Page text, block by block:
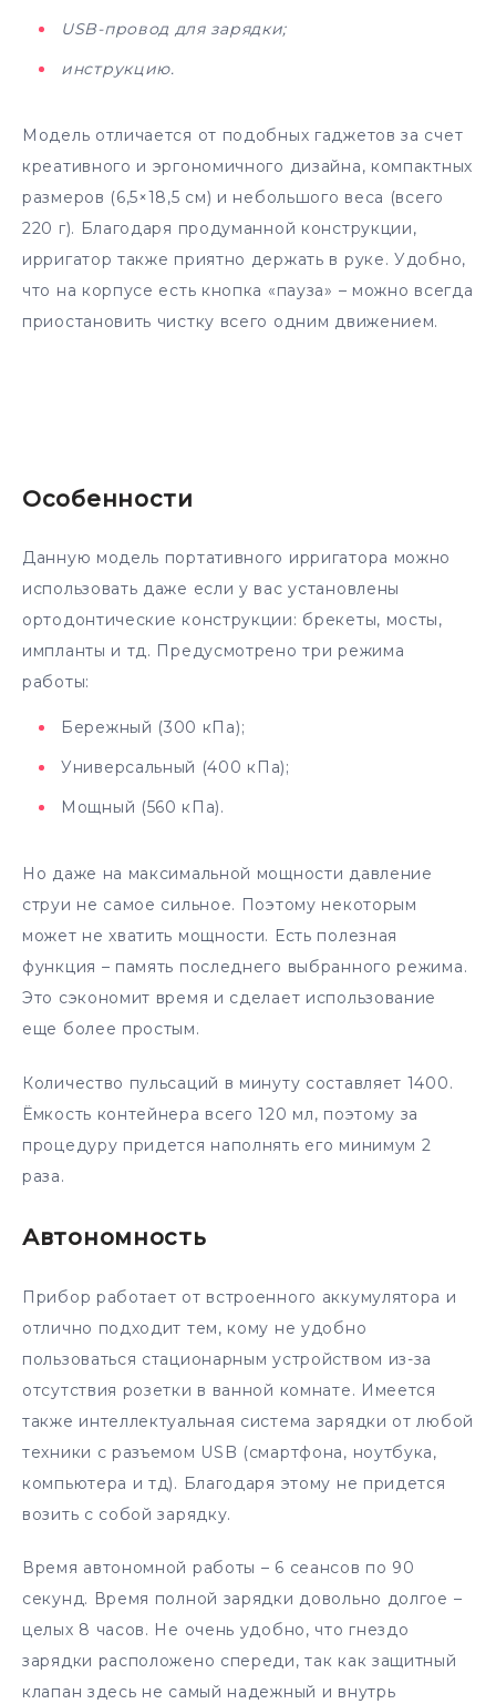
USB-провод для зарядки;
инструкцию.
Модель отличается от подобных гаджетов за счет
креативного и эргономичного дизайна, компактных
размеров (6,5×18,5 см) и небольшого веса (всего
220 г). Благодаря продуманной конструкции,
ирригатор также приятно держать в руке. Удобно,
что на корпусе есть кнопка «пауза» – можно всегда
приостановить чистку всего одним движением.
Особенности
Данную модель портативного ирригатора можно
использовать даже если у вас установлены
ортодонтические конструкции: брекеты, мосты,
импланты и тд. Предусмотрено три режима
работы:
Бережный (300 кПа);
Универсальный (400 кПа);
Мощный (560 кПа).
Но даже на максимальной мощности давление
струи не самое сильное. Поэтому некоторым
может не хватить мощности. Есть полезная
функция – память последнего выбранного режима.
Это сэкономит время и сделает использование
еще более простым.
Количество пульсаций в минуту составляет 1400.
Ёмкость контейнера всего 120 мл, поэтому за
процедуру придется наполнять его минимум 2
раза.
Автономность
Прибор работает от встроенного аккумулятора и
отлично подходит тем, кому не удобно
пользоваться стационарным устройством из-за
отсутствия розетки в ванной комнате. Имеется
также интеллектуальная система зарядки от любой
техники с разъемом USB (смартфона, ноутбука,
компьютера и тд). Благодаря этому не придется
возить с собой зарядку.
Время автономной работы – 6 сеансов по 90
секунд. Время полной зарядки довольно долгое –
целых 8 часов. Не очень удобно, что гнездо
зарядки расположено спереди, так как защитный
клапан здесь не самый надежный и внутрь